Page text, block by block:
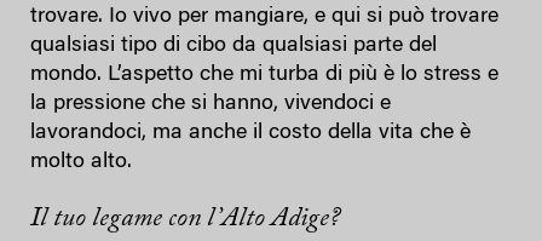
trovare. Io vivo per mangiare, e qui si può trovare
qualsiasi tipo di cibo da qualsiasi parte del
mondo. L’aspetto che mi turba di più è lo stress e
la pressione che si hanno, vivendoci e
lavorandoci, ma anche il costo della vita che è
molto alto.
Il tuo legame con l’Alto Adige?